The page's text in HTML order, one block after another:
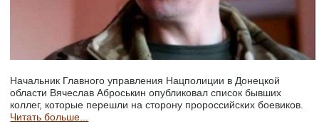
Начальник Главного управления Нацполиции в Донецкой
области Вячеслав Аброськин опубликовал список бывших
коллег, которые перешли на сторону пророссийских боевиков.
Читать больше...